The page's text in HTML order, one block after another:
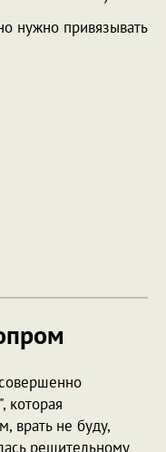
нужно привязывать
которая
врать не буду,
решительному